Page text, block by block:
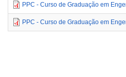
PPC - Curso de Graduação em
PPC - Curso de Graduação em